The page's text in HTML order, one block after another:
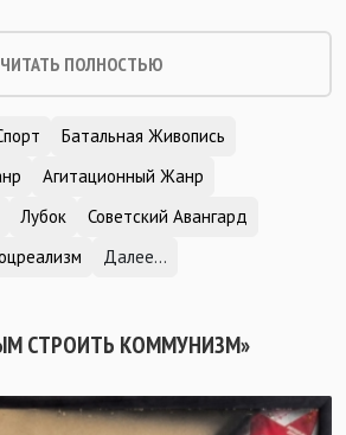
ЧИТАТЬ ПОЛНОСТЬЮ
Батальная Живопись
Агитационный Жанр
Лубок
Советский Авангард
Далее...
СТРОИТЬ КОММУНИЗМ»